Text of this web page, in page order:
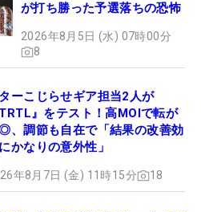
が打ち勝った予選落ちの恐怖
2026年8月5日 (水) 07時00分
8
ーこじらせギア担当2人が
TRTL』をテスト！高MOIで転が
、調節も自在で「結果の改善効
かなりの意外性」
年8月7日 (金) 11時15分 18